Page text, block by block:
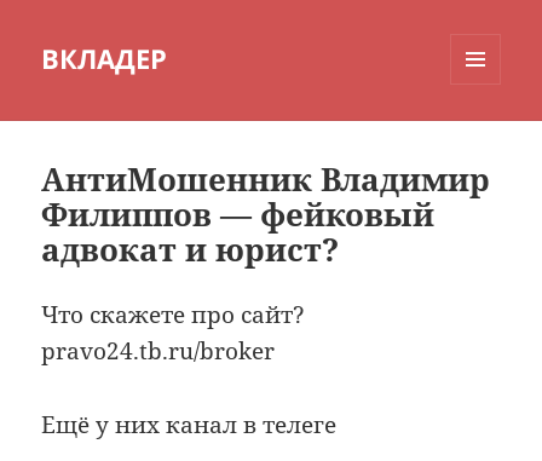
ВКЛАДЕР
АнтиМошенник Владимир
Филиппов — фейковый
адвокат и юрист?
Что скажете про сайт?
pravo24.tb.ru/broker
Ещё у них канал в телеге